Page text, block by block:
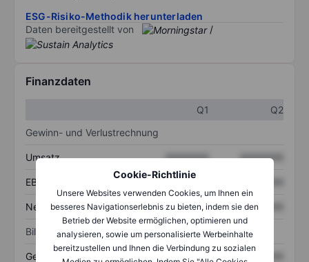
Cookie-Richtlinie
Unsere Websites verwenden Cookies, um Ihnen ein
besseres Navigationserlebnis zu bieten, indem sie den
Betrieb der Website ermöglichen, optimieren und
analysieren, sowie um personalisierte Werbeinhalte
bereitzustellen und Ihnen die Verbindung zu sozialen
ESG-Risiko-Methodik herunterladen
Daten bereitgestellt von
/
Finanzdaten
Q1
Q2
Gewinn- und Verlustrechnung
Umsatz XXXXXXX XXXXXXX
EBITDA XXXXXXX
Nettoeinkommen XXXXXXX XXXXXXX
Bilanz
Gesamtvermögen XXXXXXX